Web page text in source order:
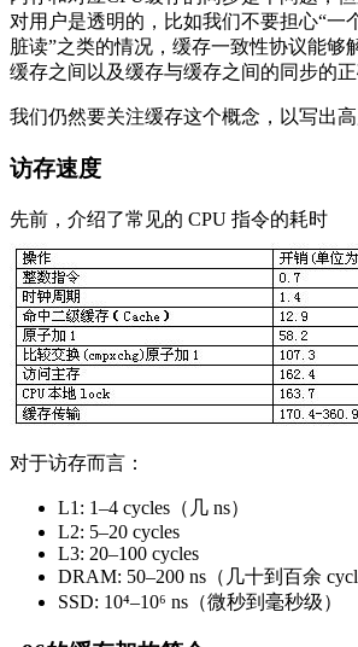
对用户是透明的，比如我们不要担心“一
脏读”之类的情况，缓存一致性协议能够
缓存之间以及缓存与缓存之间的同步的正
我们仍然要关注缓存这个概念，以写出高
访存速度
先前，介绍了常见的 CPU 指令的耗时
对于访存而言：
L1: 1–4 cycles（几 ns）
L2: 5–20 cycles
L3: 20–100 cycles
DRAM: 50–200 ns（几十到百余
SSD: 10⁴–10⁶ ns（微秒到毫秒级）